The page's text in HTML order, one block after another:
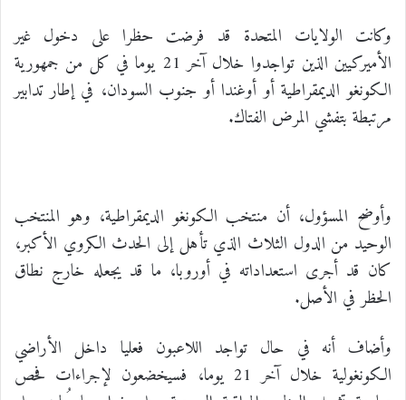
وكانت الولايات المتحدة قد فرضت حظرا على دخول غير
الأميركيين الذين تواجدوا خلال آخر 21 يوما في كل من جمهورية
الكونغو الديمقراطية أو أوغندا أو جنوب السودان، في إطار تدابير
مرتبطة بتفشي المرض الفتاك.
وأوضح المسؤول، أن منتخب الكونغو الديمقراطية، وهو المنتخب
الوحيد من الدول الثلاث الذي تأهل إلى الحدث الكروي الأكبر،
كان قد أجرى استعداداته في أوروبا، ما قد يجعله خارج نطاق
الحظر في الأصل.
وأضاف أنه في حال تواجد اللاعبون فعليا داخل الأراضي
الكونغولية خلال آخر 21 يوما، فسيخضعون لإجراءات فحص